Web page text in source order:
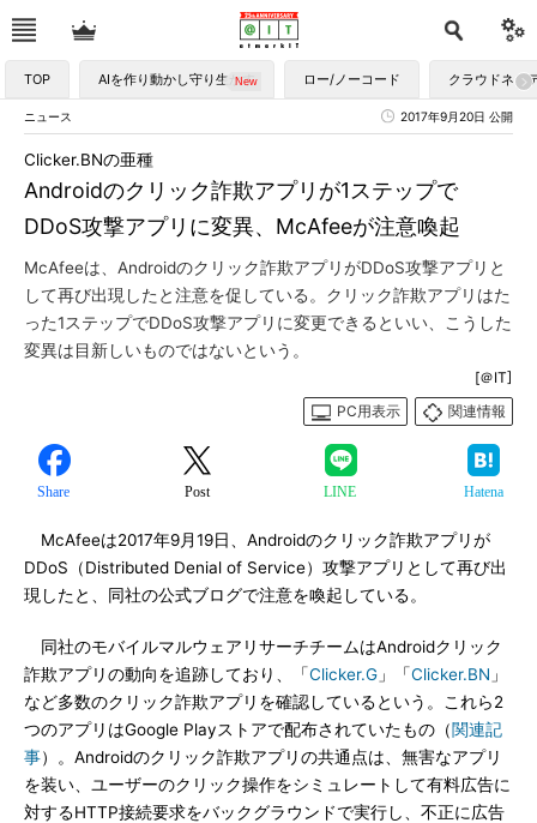
TOP AIを作り動かし守り生かす ロー/ノーコード クラウドネイ
ニュース 2017年9月20日 公開
Androidのクリック詐欺アプリが1ステップで
DDoS攻撃アプリに変異、McAfeeが注意喚起
Clicker.BNの亜種
McAfeeは、Androidのクリック詐欺アプリがDDoS攻撃アプリと
して再び出現したと注意を促している。クリック詐欺アプリはた
った1ステップでDDoS攻撃アプリに変更できるといい、こうした
変異は目新しいものではないという。
[＠IT]
PC用表示
関連情報
Share Post LINE Hatena
McAfeeは2017年9月19日、Androidのクリック詐欺アプリが
DDoS（Distributed Denial of Service）攻撃アプリとして再び出
現したと、同社の公式ブログで注意を喚起している。
同社のモバイルマルウェアリサーチチームはAndroidクリック
詐欺アプリの動向を追跡しており、「Clicker.G 」「Clicker.BN 」
など多数のクリック詐欺アプリを確認しているという。これら2
つのアプリはGoogle Playストアで配布されていたもの（関連記
事）。Androidのクリック詐欺アプリの共通点は、無害なアプリ
を装い、ユーザーのクリック操作をシミュレートして有料広告に
対するHTTP接続要求をバックグラウンドで実行し、不正に広告